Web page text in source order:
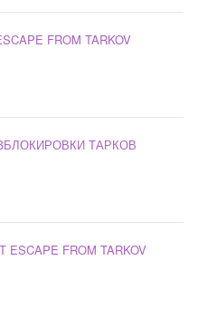
FROM TARKOV
ТАРКОВ
FROM TARKOV